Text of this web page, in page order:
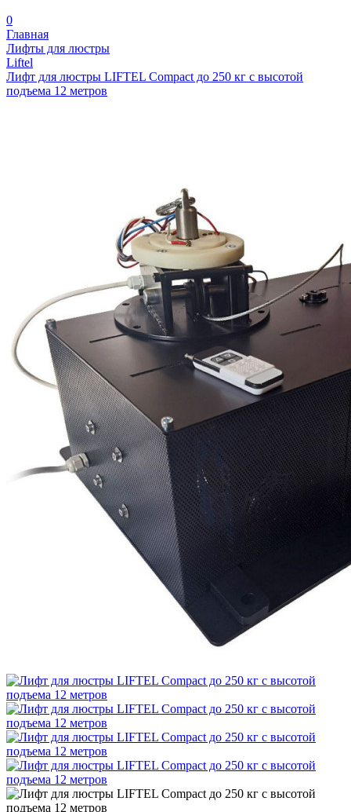
0
Главная
Лифты для люстры
Liftel
Лифт для люстры LIFTEL Compact до 250 кг с высотой
подъема 12 метров